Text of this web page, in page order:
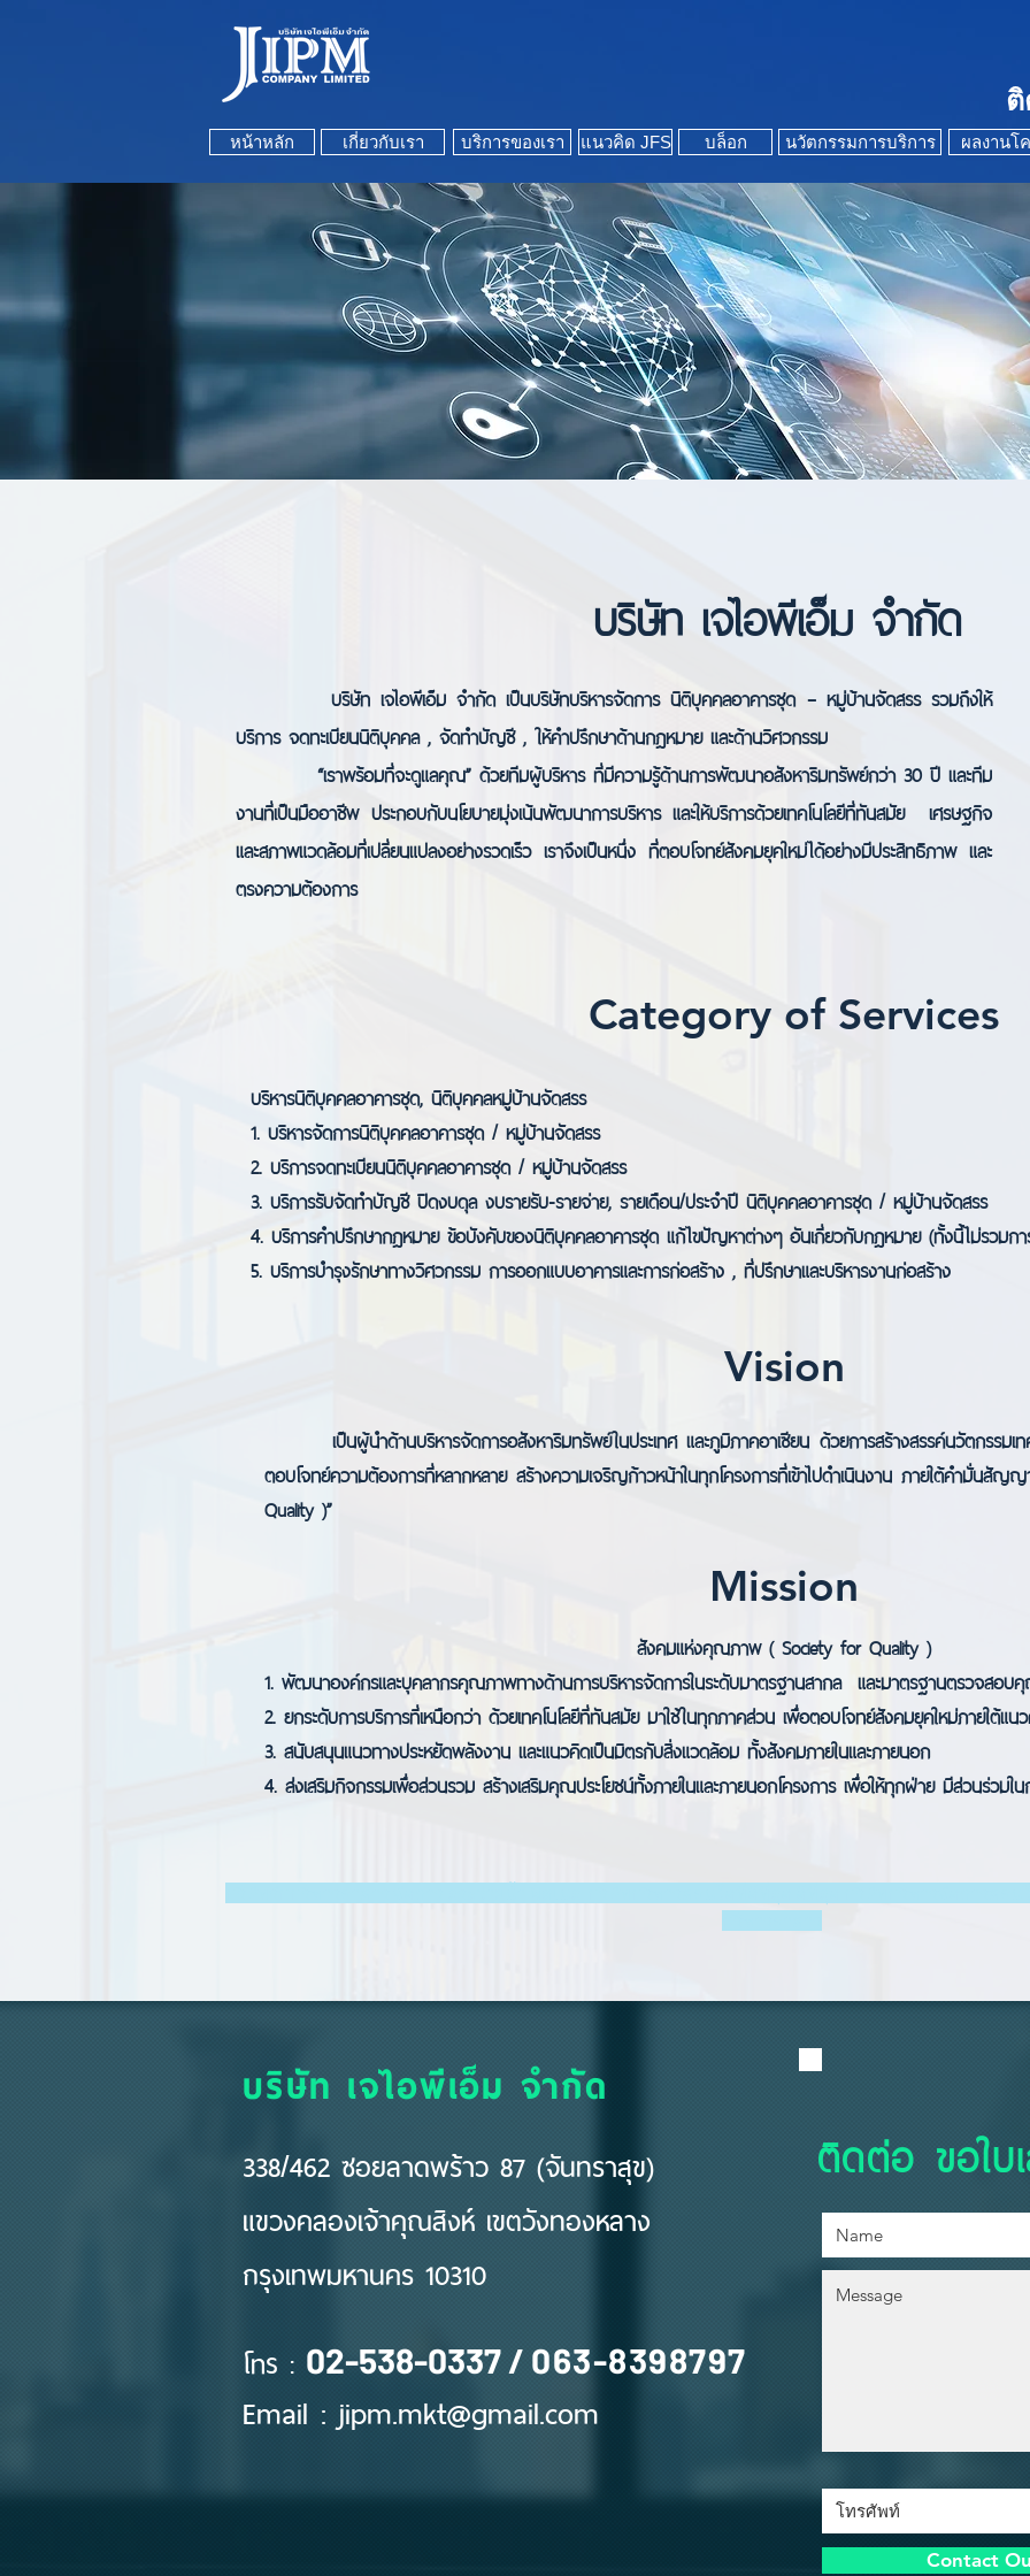
ติ
หน้าหลัก เกี่ยวกับเรา บริการของเรา แนวคิด JFS บล็อก นวัตกรรมการบริการ ผลงานโ
บริษัท เจไอพีเอ็ม จำกัด
บริษัท เจไอพีเอ็ม จำกัด เป็นบริษัทบริหารจัดการ นิติบุคคลอาคารชุด – หมู่บ้านจัดสรร รวมถึงให้
บริการ จดทะเบียนนิติบุคคล , จัดทำบัญชี , ให้คำปรึกษาด้านกฎหมาย และด้านวิศวกรรม
“เราพร้อมที่จะดูแลคุณ” ด้วยทีมผู้บริหาร ที่มีความรู้ด้านการพัฒนาอสังหาริมทรัพย์กว่า 30 ปี และทีม
งานที่เป็นมืออาชีพ ประกอบกับนโยบายมุ่งเน้นพัฒนาการบริหาร และให้บริการด้วยเทคโนโลยีที่ทันสมัย เศรษฐกิจ
และสภาพแวดล้อมที่เปลี่ยนแปลงอย่างรวดเร็ว เราจึงเป็นหนึ่ง ที่ตอบโจทย์สังคมยุคใหม่ได้อย่างมีประสิทธิภาพ และ
ตรงความต้องการ
Category of
บริหารนิติบุคคลอาคารชุด, นิติบุคคลหมู่บ้านจัดสรร
1. บริหารจัดการนิติบุคคลอาคารชุด / หมู่บ้านจัดสรร
2. บริการจดทะเบียนนิติบุคคลอาคารชุด / หมู่บ้านจัดสรร
3. บริการรับจัดทำบัญชี ปิดงบดุล งบรายรับ-รายจ่าย, รายเดือน/ประจำปี นิติบุคคลอาคารชุด / หมู่บ้านจัดสรร
4. บริการคำปรึกษากฎหมาย ข้อบังคับของนิติบุคคลอาคารชุด แก้ไขปัญหาต่างๆ อันเกี่ยวกับกฎหมาย (ทั้งนี้ไม่รวมกา
5. บริการบำรุงรักษาทางวิศวกรรม การออกแบบอาคารและการก่อสร้าง , ที่ปรึกษาและบริหารงานก่อสร้าง
Vision
เป็นผู้นำด้านบริหารจัดการอสังหาริมทรัพย์ในประเทศ และภูมิภาคอาเซียน ด้วยการสร้างสรรค์นวัตกรรมเทค
ตอบโจทย์ความต้องการที่หลากหลาย สร้างความเจริญก้าวหน้าในทุกโครงการที่เข้าไปดำเนินงาน ภายใต้คำมั่น
Quality )”
Mission
สังคมแห่งคุณภาพ ( Society for Quality )
1. พัฒนาองค์กรและบุคลากรคุณภาพทางด้านการบริหารจัดการในระดับมาตรฐานสากล และมาตรฐานตรวจสอบ
2. ยกระดับการบริการที่เหนือกว่า ด้วยเทคโนโลยีที่ทันสมัย มาใช้ในทุกภาคส่วน เพื่อตอบโจทย์สังคมยุคใหม่ภายใต้แนว
3. สนับสนุนแนวทางประหยัดพลังงาน และแนวคิดเป็นมิตรกับสิ่งแวดล้อม ทั้งสังคมภายในและภายนอก
4. ส่งเสริมกิจกรรมเพื่อส่วนรวม สร้างเสริมคุณประโยชน์ทั้งภายในและภายนอกโครงการ เพื่อให้ทุกฝ่าย มีส่วนร่วม
บริษัท เจไอพีเอ็ม จำกัด
338/462 ซอยลาดพร้าว 87 (จันทราสุข)
แขวงคลองเจ้าคุณสิงห์ เขตวังทองหลาง
กรุงเทพมหานคร 10310
โทร : 02-538-0337 / 063-8398797
Email : jipm.mkt@gmail.com
ติดต่อ ขอใบ
Contact